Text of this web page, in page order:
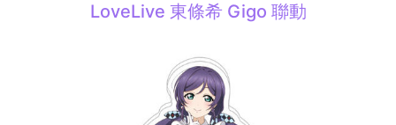
LoveLive 東條希 Gigo 聯動